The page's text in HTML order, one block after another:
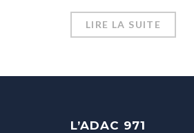
LIRE LA SUITE
L’ADAC 971